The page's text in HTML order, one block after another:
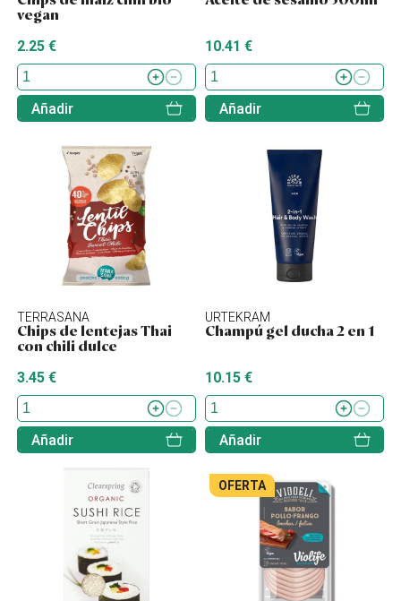
vegan
2.25 €
Añadir
10.41 €
Añadir
TERRASANA
Chips de lentejas Thai
con chili dulce
3.45 €
Añadir
URTEKRAM
Champú gel ducha 2 en 1
10.15 €
Añadir
OFERTA